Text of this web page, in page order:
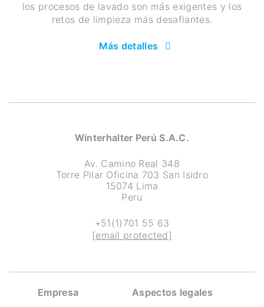
los procesos de lavado son más exigentes y los
retos de limpieza más desafiantes.
Más detalles
Winterhalter Perú S.A.C.
Av. Camino Real 348
Torre Pilar Oficina 703 San Isidro
15074 Lima
Peru
+51(1)701 55 63
[email protected]
Empresa Aspectos legales